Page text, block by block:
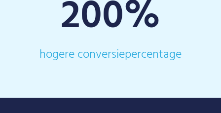
200%
hogere conversiepercentage